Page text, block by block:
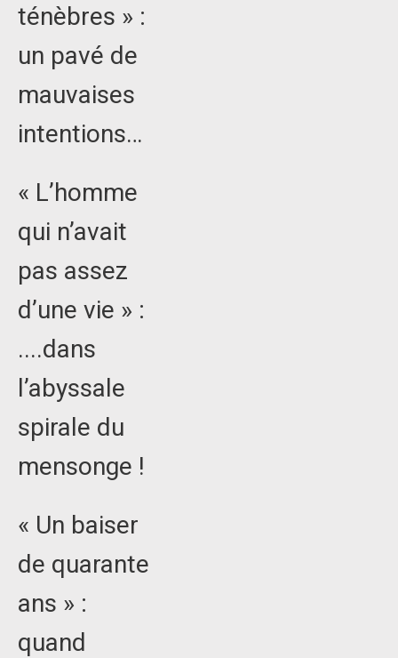
ténèbres » :
un pavé de
mauvaises
intentions…
« L’homme
qui n’avait
pas assez
d’une vie » :
....dans
l’abyssale
spirale du
mensonge !
« Un baiser
de quarante
ans » :
quand